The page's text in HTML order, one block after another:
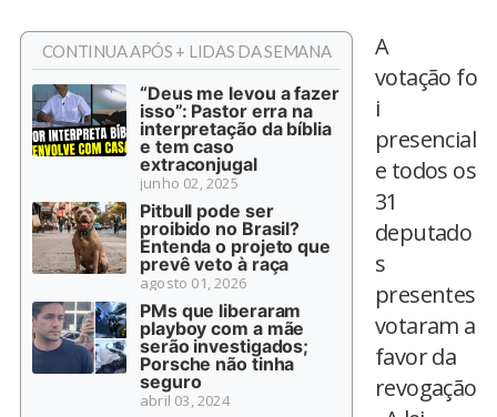
CONTINUA APÓS + LIDAS DA SEMANA
“Deus me levou a fazer
isso”: Pastor erra na
interpretação da bíblia
e tem caso
extraconjugal
junho 02, 2025
Pitbull pode ser
proibido no Brasil?
Entenda o projeto que
prevê veto à raça
agosto 01, 2026
PMs que liberaram
playboy com a mãe
serão investigados;
Porsche não tinha
seguro
abril 03, 2024
A
votação fo
i
presencial
e todos os
31
deputado
s
presentes
votaram a
favor da
revogação